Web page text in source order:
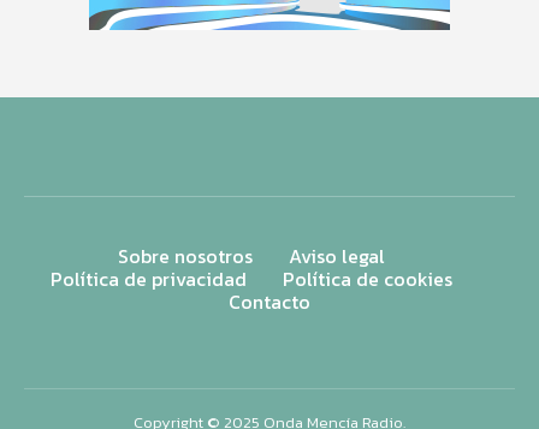
Sobre nosotros Aviso legal
Política de privacidad Política de cookies
Contacto
Copyright © 2025 Onda Mencía Radio.